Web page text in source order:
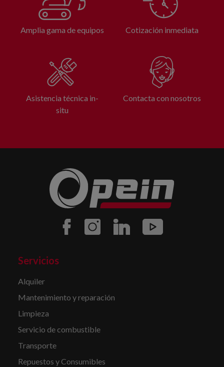
Amplia gama de equipos Cotización inmediata
Asistencia técnica in-
situ
Contacta con nosotros
Servicios
Alquiler
Mantenimiento y reparación
Limpieza
Servicio de combustible
Transporte
Repuestos y Consumibles